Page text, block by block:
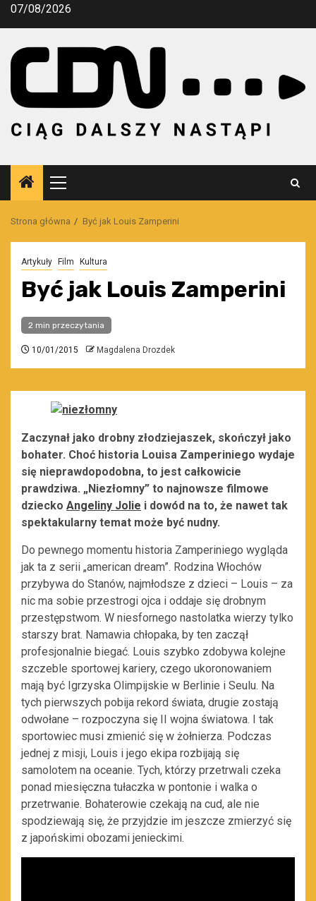
Przejdź
07/08/2026
Menu
główne
Strona główna Być jak Louis Zamperini
Artykuły Film Kultura
Być jak Louis Zamperini
2 min przeczytania
10/01/2015 Magdalena Drozdek
Zaczynał jako drobny złodziejaszek, skończył jako
bohater. Choć historia Louisa Zamperiniego wydaje
się nieprawdopodobna, to jest całkowicie
prawdziwa. „Niezłomny” to najnowsze filmowe
dziecko Angeliny Jolie i dowód na to, że nawet tak
spektakularny temat może być nudny.
Do pewnego momentu historia Zamperiniego wygląda
jak ta z serii „american dream”. Rodzina Włochów
przybywa do Stanów, najmłodsze z dzieci – Louis – za
nic ma sobie przestrogi ojca i oddaje się drobnym
przestępstwom. W niesfornego nastolatka wierzy tylko
starszy brat. Namawia chłopaka, by ten zaczął
profesjonalnie biegać. Louis szybko zdobywa kolejne
szczeble sportowej kariery, czego ukoronowaniem
mają być Igrzyska Olimpijskie w Berlinie i Seulu. Na
tych pierwszych pobija rekord świata, drugie zostają
odwołane – rozpoczyna się II wojna światowa. I tak
sportowiec musi zmienić się w żołnierza. Podczas
jednej z misji, Louis i jego ekipa rozbijają się
samolotem na oceanie. Tych, którzy przetrwali czeka
ponad miesięczna tułaczka w pontonie i walka o
przetrwanie. Bohaterowie czekają na cud, ale nie
spodziewają się, że przyjdzie im jeszcze zmierzyć się
z japońskimi obozami jenieckimi.